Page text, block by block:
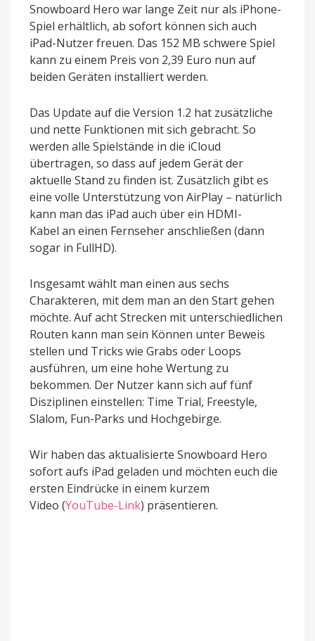
Snowboard Hero war lange Zeit nur als iPhone-
Spiel erhältlich, ab sofort können sich auch
iPad-Nutzer freuen. Das 152 MB schwere Spiel
kann zu einem Preis von 2,39 Euro nun auf
beiden Geräten installiert werden.
Das Update auf die Version 1.2 hat zusätzliche
und nette Funktionen mit sich gebracht. So
werden alle Spielstände in die iCloud
übertragen, so dass auf jedem Gerät der
aktuelle Stand zu finden ist. Zusätzlich gibt es
eine volle Unterstützung von AirPlay – natürlich
kann man das iPad auch über ein HDMI-
Kabel an einen Fernseher anschließen (dann
sogar in FullHD).
Insgesamt wählt man einen aus sechs
Charakteren, mit dem man an den Start gehen
möchte. Auf acht Strecken mit unterschiedlichen
Routen kann man sein Können unter Beweis
stellen und Tricks wie Grabs oder Loops
ausführen, um eine hohe Wertung zu
bekommen. Der Nutzer kann sich auf fünf
Disziplinen einstellen: Time Trial, Freestyle,
Slalom, Fun-Parks und Hochgebirge.
Wir haben das aktualisierte Snowboard Hero
sofort aufs iPad geladen und möchten euch die
ersten Eindrücke in einem kurzem
Video (YouTube-Link) präsentieren.